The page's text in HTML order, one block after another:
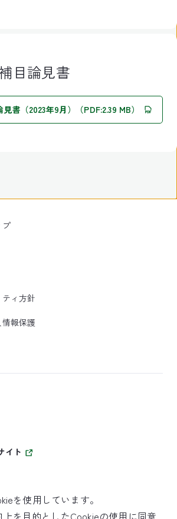
目論見書
書（2023年9月）（PDF:2.39 MB）
プ
ィ方針
報保護
イト
を使用しています。
を目的としたCookieの使用に同意